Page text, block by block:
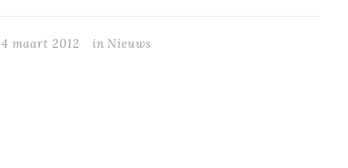
maart 2012 in Nieuws